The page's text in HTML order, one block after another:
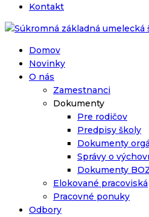
Kontakt
Domov
Novinky
O nás
Zamestnanci
Dokumenty
Pre rodičov
Predpisy školy
Dokumenty
Správy o
Dokumenty
Elokované pracoviská
Pracovné ponuky
Odbory